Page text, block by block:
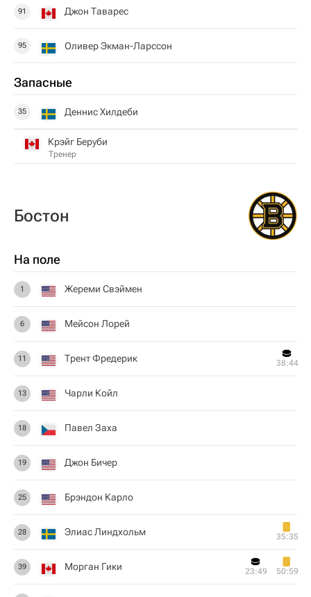
91 Джон Таварес
95 Оливер Экман-Ларссон
Запасные
35 Деннис Хилдеби
Крэйг Беруби
Тренер
Бостон
На поле
1 Жереми Свэймен
6 Мейсон Лорей
11 Трент Фредерик 38:44
13 Чарли Койл
18 Павел Заха
19 Джон Бичер
25 Брэндон Карло
28 Элиас Линдхольм 35:35
39 Морган Гики 23:49 50:59